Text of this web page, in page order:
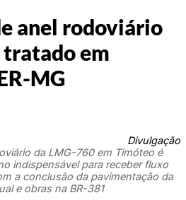
anel rodoviário
em
MG
Divulgação
da LMG-760 em Timóteo é
indispensável para receber fluxo
a conclusão da pavimentação da
e obras na BR-381